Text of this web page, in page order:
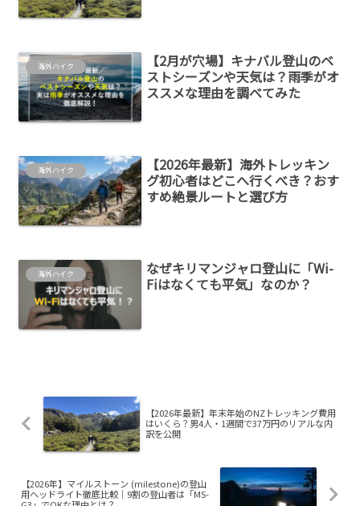
海外ハイク
【2月が穴場】キナバル登山のベ
ストシーズンや天気は？雨季がオ
ススメな理由を調べてみた
海外ハイク
【2026年最新】海外トレッキン
グ初心者はどこへ行くべき？おす
すめ絶景ルートと選び方
海外ハイク
なぜキリマンジャロ登山に「Wi-
Fiはなくても平気」なのか？
【2026年最新】年末年始のNZトレッキング費用
はいくら？男4人・1週間で37万円のリアルな内
訳を公開
【2026年】マイルストーン (milestone)の登山
用ヘッドライト徹底比較｜9割の登山者は「MS-